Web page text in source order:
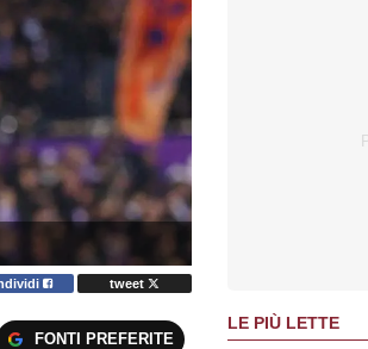
tweet
FONTI PREFERITE
LE PIÙ LETTE